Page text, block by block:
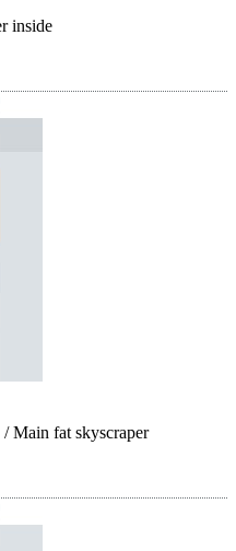
inside
/ Main fat skyscraper